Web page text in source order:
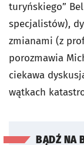
turyńskiego”
specjalistów),
zmianami (z
porozmawia
ciekawa
wątkach
BĄDŹ NA